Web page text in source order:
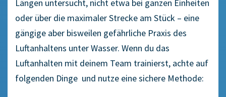
Längen untersucht, nicht etwa bei ganzen Einheiten
oder über die maximaler Strecke am Stück – eine
gängige aber bisweilen gefährliche Praxis des
Luftanhaltens unter Wasser. Wenn du das
Luftanhalten mit deinem Team trainierst, achte auf
folgenden Dinge und nutze eine sichere Methode: